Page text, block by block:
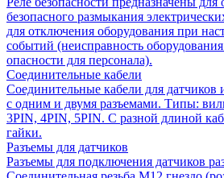
безопасного размыкания
для отключения оборудования при
событий (неисправность
опасности для персонала).
Соединительные кабели
Соединительные кабели для датчиков
с одним и двумя разъемами. Типы:
3PIN, 4PIN, 5PIN. С разной длиной
гайки.
Разъемы для датчиков
Разъемы для подключения датчиков